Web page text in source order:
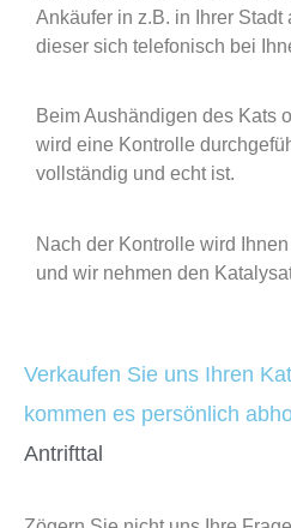
Ankäufer in z.B. in Ihrer Stadt
dieser sich telefonisch bei
Beim Aushändigen des Kats
wird eine Kontrolle
vollständig und echt ist.
Nach der Kontrolle wird
und wir nehmen den
Verkaufen Sie uns Ihren
kommen es persönlich
Antrifttal